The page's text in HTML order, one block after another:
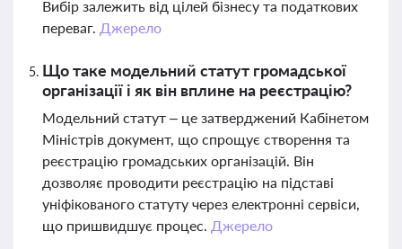
Вибір залежить від цілей бізнесу та податкових
переваг. Джерело
Що таке модельний статут громадської
організації і як він вплине на реєстрацію?
Модельний статут – це затверджений Кабінетом
Міністрів документ, що спрощує створення та
реєстрацію громадських організацій. Він
дозволяє проводити реєстрацію на підставі
уніфікованого статуту через електронні сервіси,
що пришвидшує процес. Джерело